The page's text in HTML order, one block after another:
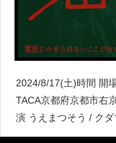
2024/8/17(土)時間 開
TACA京都府京都市右
演 うえまつそう / クダ
ひろご予約はこちら！